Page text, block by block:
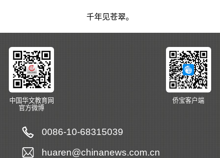
千年见苍翠。
中国华文教育网
官方微博
侨宝客户端
0086-10-68315039
huaren@chinanews.com.cn